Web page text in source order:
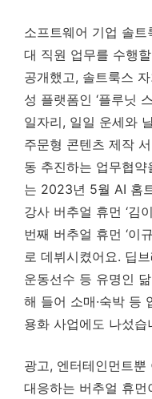
소프트웨어 기업 솔
대 직원 업무를 수행
공개했고, 솔트룩스
성 플랫폼인 ‘플루닛
일자리, 일일 운세와
주문형 콘텐츠 제작
동 추진하는 업무협
는 2023년 5월 AI 홈
강사 버추얼 휴먼 ‘김
번째 버추얼 휴먼 ‘이
로 데뷔시켰어요. 딥
운동선수 등 유명인
해 들어 소매·숙박 등
용화 사업에도 나섰습
광고, 엔터테인먼트
대응하는 버추얼 휴